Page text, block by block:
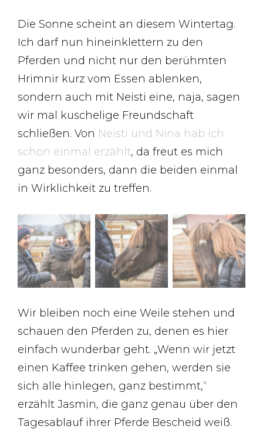
Die Sonne scheint an diesem Wintertag.
Ich darf nun hineinklettern zu den
Pferden und nicht nur den berühmten
Hrimnir kurz vom Essen ablenken,
sondern auch mit Neisti eine, naja, sagen
wir mal kuschelige Freundschaft
schließen. Von Neisti und Nina hab ich
schon einmal erzählt, da freut es mich
ganz besonders, dann die beiden einmal
in Wirklichkeit zu treffen.
Wir bleiben noch eine Weile stehen und
schauen den Pferden zu, denen es hier
einfach wunderbar geht. „Wenn wir jetzt
einen Kaffee trinken gehen, werden sie
sich alle hinlegen, ganz bestimmt,“
erzählt Jasmin, die ganz genau über den
Tagesablauf ihrer Pferde Bescheid weiß.